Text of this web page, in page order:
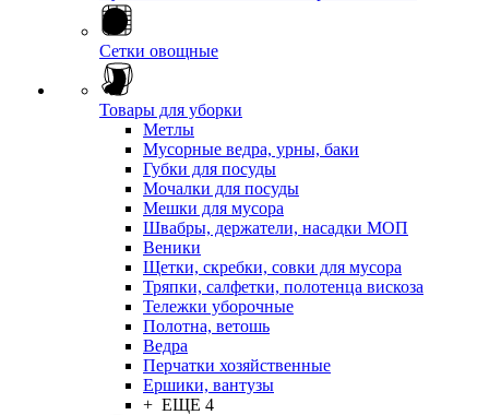
Сетки овощные
Товары для уборки
Метлы
Мусорные ведра, урны, баки
Губки для посуды
Мочалки для посуды
Мешки для мусора
Швабры, держатели, насадки МОП
Веники
Щетки, скребки, совки для мусора
Тряпки, салфетки, полотенца вискоза
Тележки уборочные
Полотна, ветошь
Ведра
Перчатки хозяйственные
Ершики, вантузы
+ ЕЩЕ 4